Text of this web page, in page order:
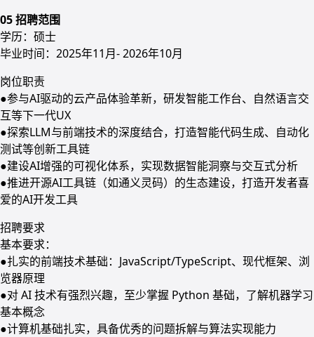
05 招聘范围
学历：硕士
毕业时间：2025年11月- 2026年10月
岗位职责
●参与AI驱动的云产品体验革新，研发智能工作台、自然语言交
互等下一代UX
●探索LLM与前端技术的深度结合，打造智能代码生成、自动化
测试等创新工具链
●建设AI增强的可视化体系，实现数据智能洞察与交互式分析
●推进开源AI工具链（如通义灵码）的生态建设，打造开发者喜
爱的AI开发工具
招聘要求
基本要求：
●扎实的前端技术基础：JavaScript/TypeScript、现代框架、浏
览器原理
●对 AI 技术有强烈兴趣，至少掌握 Python 基础，了解机器学习
基本概念
●计算机基础扎实，具备优秀的问题拆解与算法实现能力